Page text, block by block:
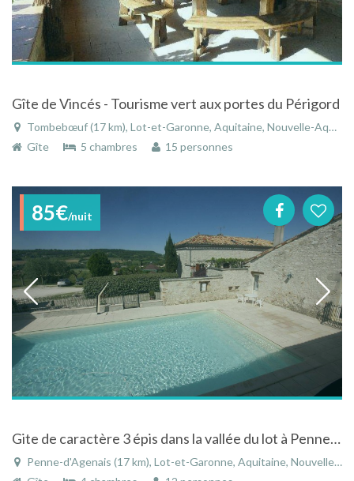
Gîte de Vincés - Tourisme vert aux portes du Périgord
Tombebœuf (17 km), Lot-et-Garonne, Aquitaine, Nouvelle-Aquitaine, France
Gîte
5 chambres 15 personnes
85€/nuit
Gite de caractère 3 épis dans la vallée du lot à Penne d'Agenais en Aquitaine piscine spa
Penne-d'Agenais (17 km), Lot-et-Garonne, Aquitaine, Nouvelle-Aquitaine, France